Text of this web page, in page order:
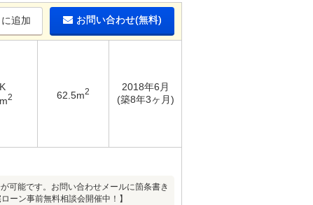
追加 お問い合わせ(無料)
2 62.5m2
2018年6月
(築8年3ヶ月)
可能です。お問い合わせメールに箇条書き
ン事前無料相談会開催中！】